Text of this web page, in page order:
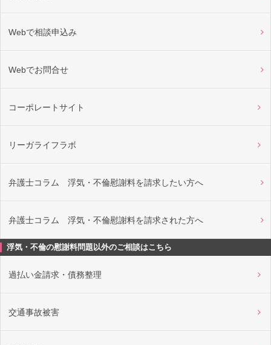
Webで相談申込み
Webでお問合せ
コーポレートサイト
リーガライフラボ
弁護士コラム 浮気・不倫慰謝料を請求したい方へ
弁護士コラム 浮気・不倫慰謝料を請求された方へ
浮気・不倫の慰謝料問題以外のご相談はこちら
過払い金請求・債務整理
交通事故被害